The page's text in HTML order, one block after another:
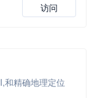
访问
和精确地理定位